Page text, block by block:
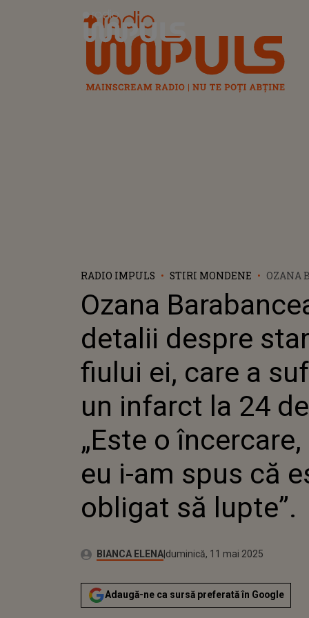
Radio Impuls
RADIO IMPULS STIRI MONDENE
OZANA
CARE A
„ESTE O
DAR EU
ESTE
LUPTE”.
Ozana
detalii despre
fiului ei, care a
un infarct la 24
„Este o
eu i-am spus că
obligat să lupte”.
Autor:BIANCA ELENA Publicat:
duminică, 11 mai 2025
Adaugă-ne ca sursă preferată în Google